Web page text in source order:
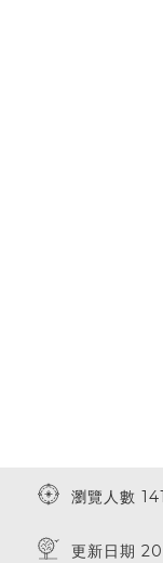
瀏覽人數
更新日期